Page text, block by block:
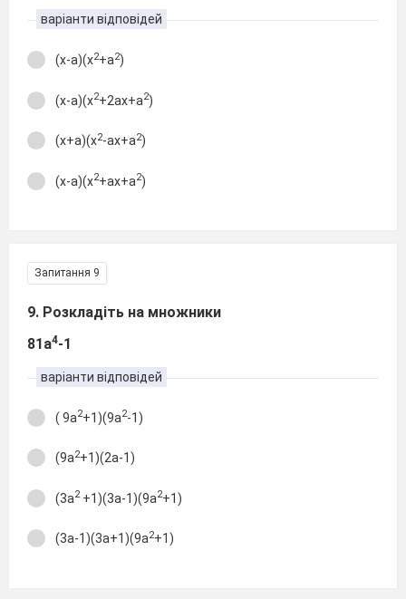
варіанти відповідей
(х-а)(х2+а2)
(х-а)(х2+2ах+а2)
(х+а)(х2-ах+а2)
(х-а)(х2+ах+а2)
Запитання 9
9. Розкладіть на множники
81а4-1
варіанти відповідей
( 9а2+1)(9а2-1)
(9а2+1)(2а-1)
(3а2 +1)(3а-1)(9а2+1)
(3а-1)(3а+1)(9а2+1)